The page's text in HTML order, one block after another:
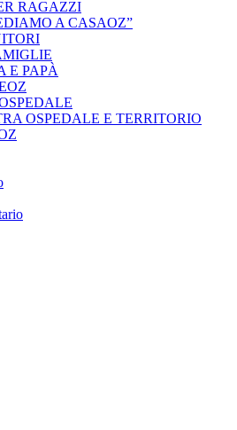
RAGAZZI
A CASAOZ”
E PAPÀ
OSPEDALE E TERRITORIO